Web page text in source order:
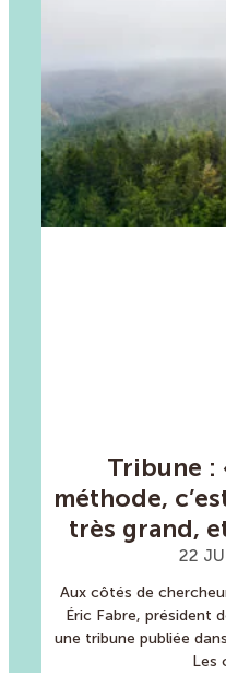
Tribune :
méthode,
très grand,
22
Aux côtés de
Éric Fabre, président
une tribune publiée
Les